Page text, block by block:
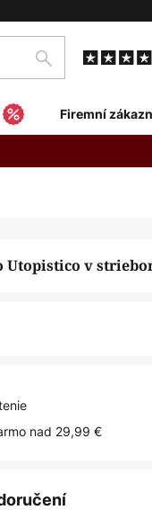
Hľadať
Firemní
Utopistico v
nad 29,99 €